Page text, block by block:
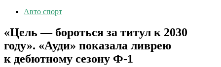
Авто спорт
«Цель — бороться за титул к 2030
году». «Ауди» показала ливрею
к дебютному сезону Ф-1